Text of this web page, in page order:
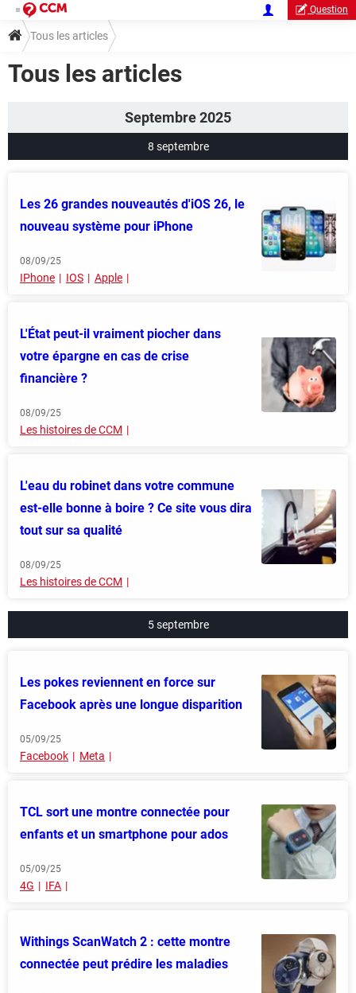
Question
Tous les articles
Tous les articles
Septembre 2025
8 septembre
Les 26 grandes nouveautés d'iOS 26, le
nouveau système pour iPhone
08/09/25
IPhone IOS Apple
L'État peut-il vraiment piocher dans
votre épargne en cas de crise
financière ?
08/09/25
Les histoires de CCM
L'eau du robinet dans votre commune
est-elle bonne à boire ? Ce site vous dira
tout sur sa qualité
08/09/25
Les histoires de CCM
5 septembre
Les pokes reviennent en force sur
Facebook après une longue disparition
05/09/25
Facebook Meta
TCL sort une montre connectée pour
enfants et un smartphone pour ados
05/09/25
4G IFA
Withings ScanWatch 2 : cette montre
connectée peut prédire les maladies